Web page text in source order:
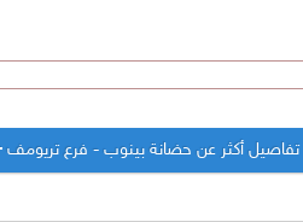
تفاصيل أكثر عن حضانة بينوب - فرع تريومف